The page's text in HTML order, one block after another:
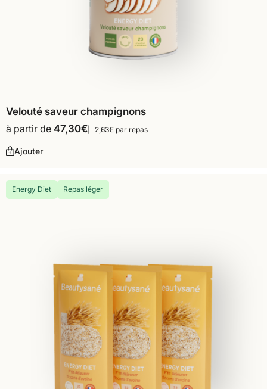
Velouté saveur champignons
à partir de 47,30€ 2,63€ par repas
Ajouter
Energy Diet Repas léger